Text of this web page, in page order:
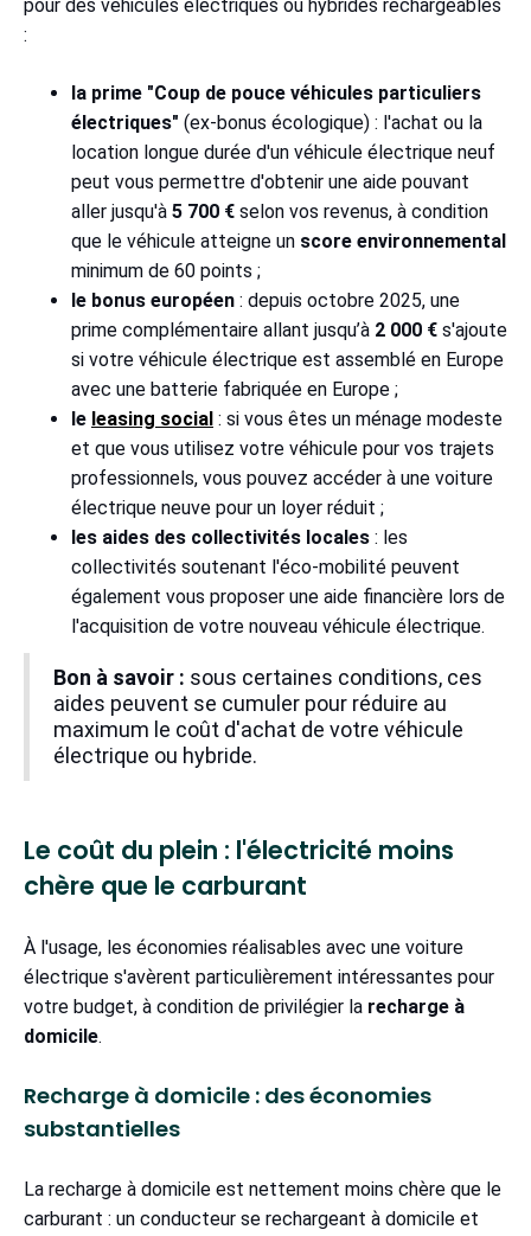
pour des véhicules électriques ou hybrides rechargeables
:
la prime "Coup de pouce véhicules particuliers
électriques" (ex-bonus écologique) : l'achat ou la
location longue durée d'un véhicule électrique neuf
peut vous permettre d'obtenir une aide pouvant
aller jusqu'à 5 700 € selon vos revenus, à condition
que le véhicule atteigne un score environnemental
minimum de 60 points ;
le bonus européen : depuis octobre 2025, une
prime complémentaire allant jusqu’à 2 000 € s'ajoute
si votre véhicule électrique est assemblé en Europe
avec une batterie fabriquée en Europe ;
le leasing social : si vous êtes un ménage modeste
et que vous utilisez votre véhicule pour vos trajets
professionnels, vous pouvez accéder à une voiture
électrique neuve pour un loyer réduit ;
les aides des collectivités locales : les
collectivités soutenant l'éco-mobilité peuvent
également vous proposer une aide financière lors de
l'acquisition de votre nouveau véhicule électrique.
Bon à savoir : sous certaines conditions, ces
aides peuvent se cumuler pour réduire au
maximum le coût d'achat de votre véhicule
électrique ou hybride.
Le coût du plein : l'électricité moins
chère que le carburant
À l'usage, les économies réalisables avec une voiture
électrique s'avèrent particulièrement intéressantes pour
votre budget, à condition de privilégier la recharge à
domicile.
Recharge à domicile : des économies
substantielles
La recharge à domicile est nettement moins chère que le
carburant : un conducteur se rechargeant à domicile et